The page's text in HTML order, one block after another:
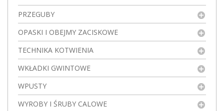
PRZEGUBY
OPASKI I OBEJMY ZACISKOWE
TECHNIKA KOTWIENIA
WKŁADKI GWINTOWE
WPUSTY
WYROBY I ŚRUBY CALOWE